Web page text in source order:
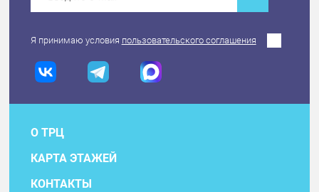
Я принимаю условия пользовательского соглашения
О ТРЦ
КАРТА ЭТАЖЕЙ
КОНТАКТЫ